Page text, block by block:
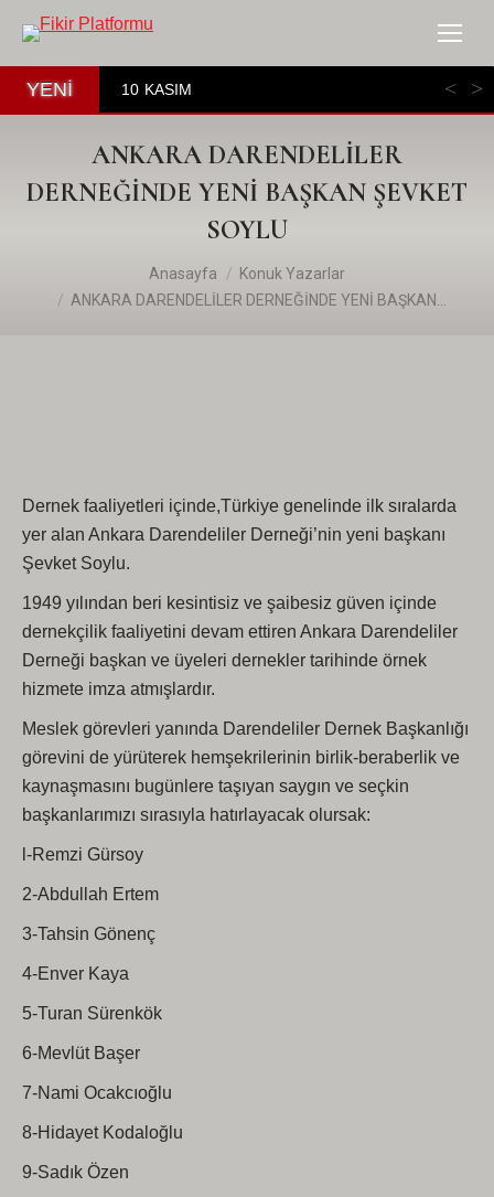
YENİ 10 KASIM
ANKARA DARENDELİLER
DERNEĞİNDE YENİ BAŞKAN ŞEVKET
SOYLU
Anasayfa
Konuk Yazarlar
ANKARA DARENDELİLER DERNEĞİNDE YENİ BAŞKAN…
Dernek faaliyetleri içinde,Türkiye genelinde ilk sıralarda
yer alan Ankara Darendeliler Derneği’nin yeni başkanı
Şevket Soylu.
1949 yılından beri kesintisiz ve şaibesiz güven içinde
dernekçilik faaliyetini devam ettiren Ankara Darendeliler
Derneği başkan ve üyeleri dernekler tarihinde örnek
hizmete imza atmışlardır.
Meslek görevleri yanında Darendeliler Dernek Başkanlığı
görevini de yürüterek hemşekrilerinin birlik-beraberlik ve
kaynaşmasını bugünlere taşıyan saygın ve seçkin
başkanlarımızı sırasıyla hatırlayacak olursak:
l-Remzi Gürsoy
2-Abdullah Ertem
3-Tahsin Gönenç
4-Enver Kaya
5-Turan Sürenkök
6-Mevlüt Başer
7-Nami Ocakcıoğlu
8-Hidayet Kodaloğlu
9-Sadık Özen